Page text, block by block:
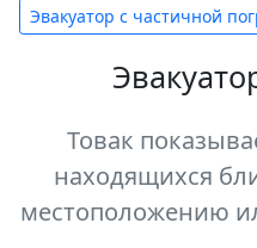
Эвакуатор с частичной
Товак
находящихся
местоположению